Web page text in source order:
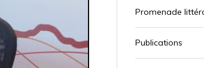
Promenade
Publications